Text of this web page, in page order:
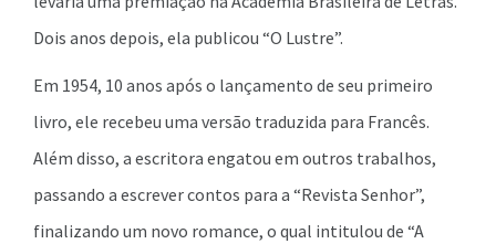
Dois anos depois, ela publicou “O Lustre”.
Em 1954, 10 anos após o lançamento de seu primeiro
livro, ele recebeu uma versão traduzida para Francês.
Além disso, a escritora engatou em outros trabalhos,
passando a escrever contos para a “Revista Senhor”,
finalizando um novo romance, o qual intitulou de “A